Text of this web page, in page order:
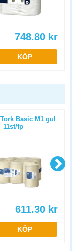
748.80 kr
KÖP
Basic M1 gul
11st/fp
611.30 kr
KÖP